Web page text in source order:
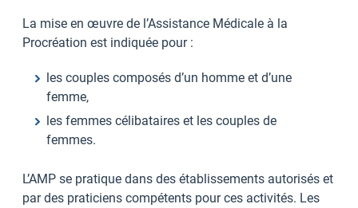
La mise en œuvre de l’Assistance Médicale à la
Procréation est indiquée pour :
les couples composés d’un homme et d’une
femme,
les femmes célibataires et les couples de
femmes.
L’AMP se pratique dans des établissements autorisés et
par des praticiens compétents pour ces activités. Les